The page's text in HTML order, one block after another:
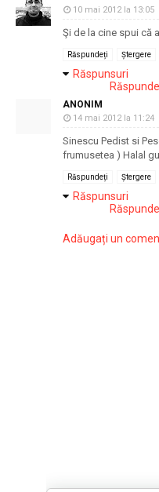
10 mai 2012 la 13:05
Şi de la cine spui că
Răspundeți Ștergere
Răspunsuri
ANONIM
14 mai 2012 la 11:24
Sinescu Pedist si
frumusetea ) Halal
Răspundeți Ștergere
Răspunsuri
Adăugați un